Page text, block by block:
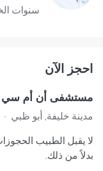
سنوات
احجز الآن
مستشفى أن أم سي
مدينة خليفة, أبو ظبي ·
لا يقبل الطبيب
بدلاً من ذلك.